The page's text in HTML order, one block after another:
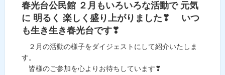
春光台公民館 ２月もいろいろな活動で 元気
に 明るく 楽しく盛り上がりました❣ いつ
も生き生き春光台です❣
２月の活動の様子をダイジェストにして紹介いたしま
す。
皆様のご参加を心よりお待ちしています❣